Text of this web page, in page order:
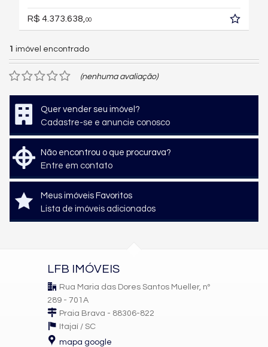
R$ 4.373.638, 00
1 imóvel encontrado
(nenhuma avaliação)
Quer vender seu imóvel?
Cadastre-se e anuncie conosco
Não encontrou o que procurava?
Entre em contato
Meus imóveis Favoritos
Lista de imóveis adicionados
LFB IMÓVEIS
Rua Maria das Dores Santos Mueller, nº
289 - 701A
Praia Brava - 88306-822
Itajaí / SC
mapa google